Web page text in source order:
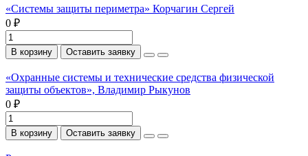
«Системы защиты периметра» Корчагин Сергей
0 ₽
В корзину Оставить заявку
«Охранные системы и технические средства физической
защиты объектов», Владимир Рыкунов
0 ₽
В корзину Оставить заявку